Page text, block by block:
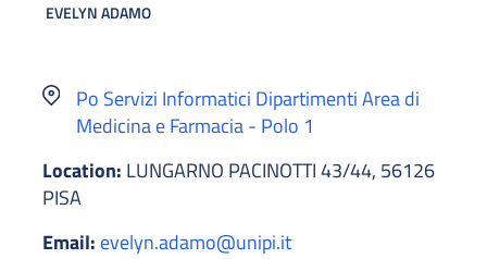
EVELYN ADAMO
Po Servizi Informatici Dipartimenti Area di
Medicina e Farmacia - Polo 1
Location: LUNGARNO PACINOTTI 43/44, 56126
PISA
Email: evelyn.adamo@unipi.it